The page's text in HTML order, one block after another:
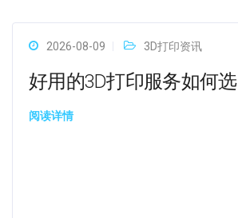
2026-08-09 3D打印资讯
好用的3D打印服务如何选
阅读详情